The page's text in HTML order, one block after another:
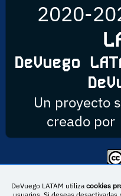
2020-
DeVuego
Un proyecto
creado por
DeVuego LATAM utiliza cookies